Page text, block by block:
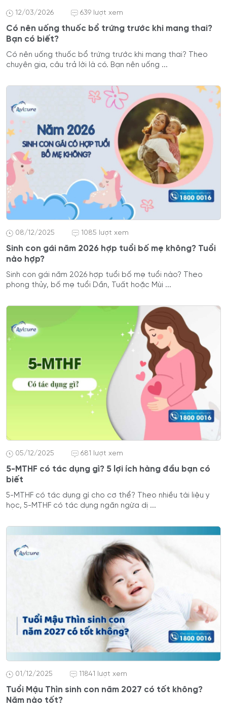
12/03/2026 639 lượt xem
Có nên uống thuốc bổ trứng trước khi mang thai?
Bạn có biết?
Có nên uống thuốc bổ trứng trước khi mang thai? Theo
chuyên gia, câu trả lời là có. Bạn nên uống ...
08/12/2025 1085 lượt xem
Sinh con gái năm 2026 hợp tuổi bố mẹ không? Tuổi
nào hợp?
Sinh con gái năm 2026 hợp tuổi bố mẹ tuổi nào? Theo
phong thủy, bố mẹ tuổi Dần, Tuất hoặc Mùi ...
05/12/2025 681 lượt xem
5-MTHF có tác dụng gì? 5 lợi ích hàng đầu bạn có
biết
5-MTHF có tác dụng gì cho cơ thể? Theo nhiều tài liệu y
học, 5-MTHF có tác dụng ngăn ngừa dị ...
01/12/2025 11841 lượt xem
Tuổi Mậu Thìn sinh con năm 2027 có tốt không?
Năm nào tốt?